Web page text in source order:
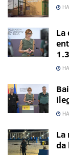
La
La
da